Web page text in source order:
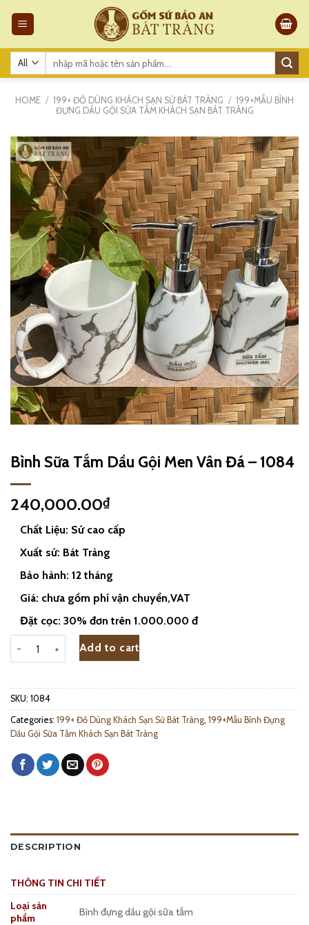
Search
HOME / 199+ ĐỒ DÙNG KHÁCH SẠN SỨ BÁT TRÀNG / 199+MẪU BÌNH
ĐỰNG DẦU GỘI SỮA TẮM KHÁCH SẠN BÁT TRÀNG
Bình Sữa Tắm Dầu Gội Men Vân Đá – 1084
240,000.00₫
Chất Liệu: Sứ cao cấp
Xuất sứ: Bát Tràng
Bảo hành: 12 tháng
Giá: chưa gồm phí vận chuyển,VAT
Đặt cọc: 30% đơn trên 1.000.000 đ
Bình Sữa Tắm Dầu Gội Men Vân Đá - 1084 quantity
Add to cart
SKU: 1084
Categories: 199+ Đồ Dùng Khách Sạn Sứ Bát Tràng, 199+Mẫu Bình Đựng
Dầu Gội Sữa Tắm Khách Sạn Bát Tràng
DESCRIPTION
THÔNG TIN CHI TIẾT
Loại sản
phẩm
Bình đựng dầu gội sữa tắm